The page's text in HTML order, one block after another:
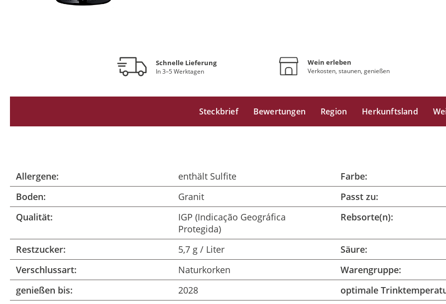
Schnelle Lieferung
In 3–5 Werktagen
Wein erleben
Verkosten, staunen, genießen
Steckbrief Bewertungen Region Herkunftsland
Allergene: enthält Sulfite
Farbe:
Boden:
Granit
Passt zu:
Qualität:
IGP (Indicação Geográfica
Protegida)
Rebsorte(n):
Restzucker: 5,7 g / Liter
Säure:
Verschlussart:
Naturkorken
Warengruppe:
genießen bis:
2028
optimale